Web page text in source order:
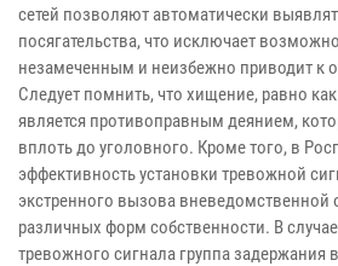
сетей позволяют автоматически
посягательства, что исключает
незамеченным и неизбежно приводит к
Следует помнить, что хищение, равно
является противоправным деянием,
вплоть до уголовного. Кроме того, в
эффективность установки тревожной
экстренного вызова
различных форм собственности. В
тревожного сигнала группа задержания